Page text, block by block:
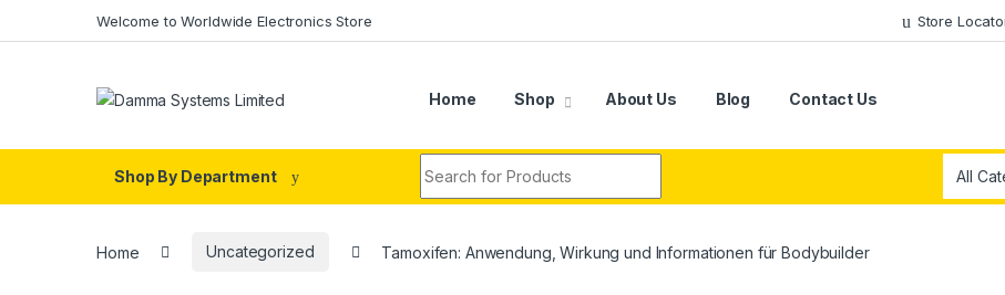
Welcome to Worldwide Electronics Store Store
Home Shop About Us Blog Contact Us
Shop By Department
Home Uncategorized Tamoxifen: Anwendung, Wirkung und Informationen für Bodybuilder